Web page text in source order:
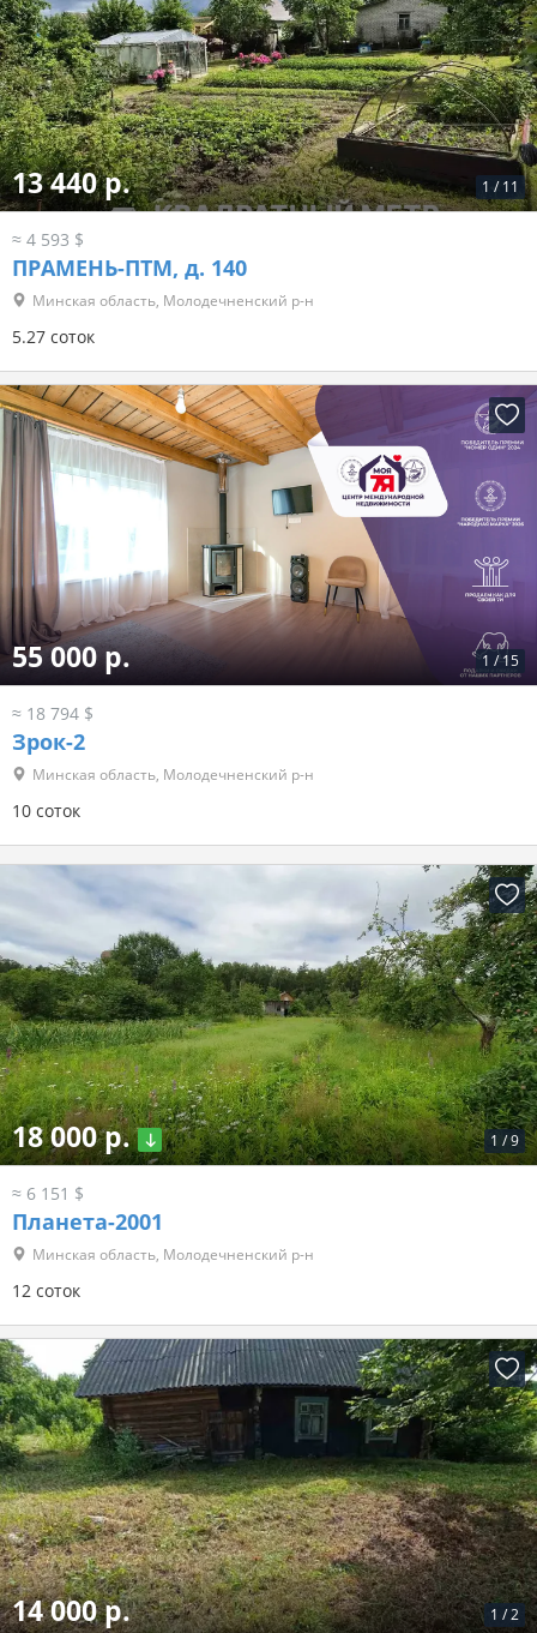
1 / 11
13 440 р.
≈ 4 593 $
ПРАМЕНЬ-ПТМ, д. 140
Минская область, Молодечненский р-н
5.27 соток
1 / 15
55 000 р.
≈ 18 794 $
Зрок-2
Минская область, Молодечненский р-н
10 соток
1 /9
18 000 р.
≈ 6 151 $
Планета-2001
Минская область, Молодечненский р-н
12 соток
1 /2
14 000 р.